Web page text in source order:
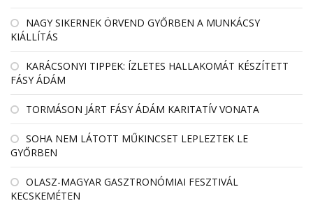
NAGY SIKERNEK ÖRVEND GYŐRBEN A MUNKÁCSY
KIÁLLÍTÁS
KARÁCSONYI TIPPEK: ÍZLETES HALLAKOMÁT KÉSZÍTETT
FÁSY ÁDÁM
TORMÁSON JÁRT FÁSY ÁDÁM KARITATÍV VONATA
SOHA NEM LÁTOTT MŰKINCSET LEPLEZTEK LE
GYŐRBEN
OLASZ-MAGYAR GASZTRONÓMIAI FESZTIVÁL
KECSKEMÉTEN